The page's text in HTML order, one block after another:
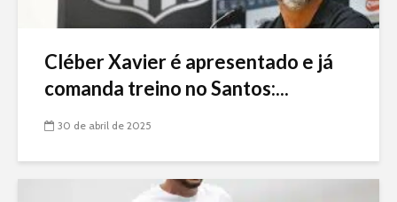
Cléber Xavier é apresentado e já
comanda treino no Santos:...
30 de abril de 2025